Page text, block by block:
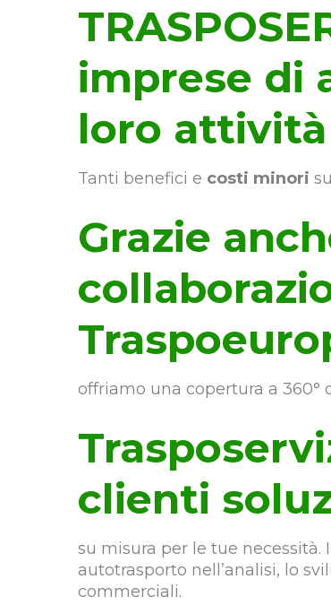
imprese di
loro
Tanti benefici e costi minori
Grazie
offriamo una copertura a
clienti
su misura per le tue
autotrasporto nell’analisi, lo
commerciali.